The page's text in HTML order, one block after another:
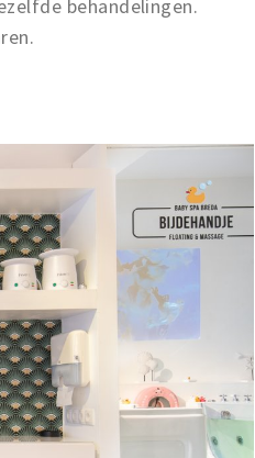
behandelingen.